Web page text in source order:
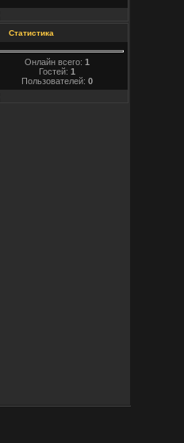
Статистика
Онлайн всего: 1
Гостей: 1
Пользователей: 0